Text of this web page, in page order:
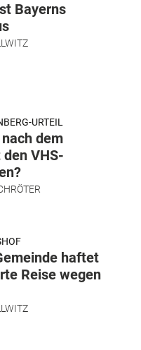
Bayerns
URTEIL
dem
VHS-
haftet
Reise wegen